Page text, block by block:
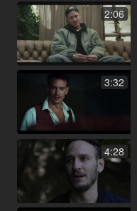
2:06
3:32
4:28